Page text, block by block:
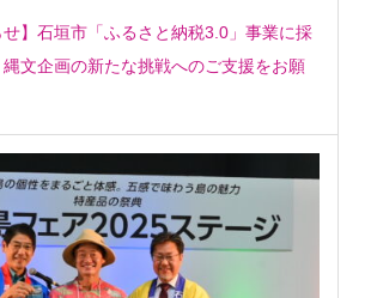
せ】石垣市「ふるさと納税3.0」事業に採
文企画の新たな挑戦へのご支援をお願